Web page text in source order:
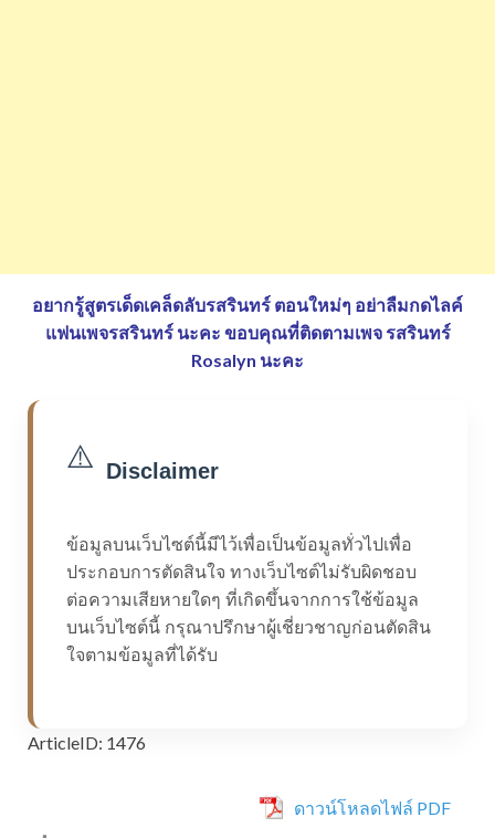
อยากรู้สูตรเด็ดเคล็ดลับรสรินทร์ ตอนใหม่ๆ อย่าลืมกดไลค์
แฟนเพจรสรินทร์ นะคะ ขอบคุณที่ติดตามเพจ รสรินทร์
Rosalyn นะคะ
⚠️ Disclaimer
ข้อมูลบนเว็บไซต์นี้มีไว้เพื่อเป็นข้อมูลทั่วไปเพื่อ
ประกอบการตัดสินใจ ทางเว็บไซต์ไม่รับผิดชอบ
ต่อความเสียหายใดๆ ที่เกิดขึ้นจากการใช้ข้อมูล
บนเว็บไซต์นี้ กรุณาปรึกษาผู้เชี่ยวชาญก่อนตัดสิน
ใจตามข้อมูลที่ได้รับ
ArticleID: 1476
ดาวน์โหลดไฟล์ PDF